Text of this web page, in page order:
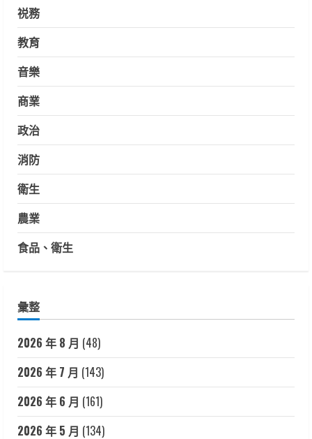
祱務
教育
音樂
商業
政治
消防
衛生
農業
食品、衛生
彙整
2026 年 8 月 (48)
2026 年 7 月 (143)
2026 年 6 月 (161)
2026 年 5 月 (134)